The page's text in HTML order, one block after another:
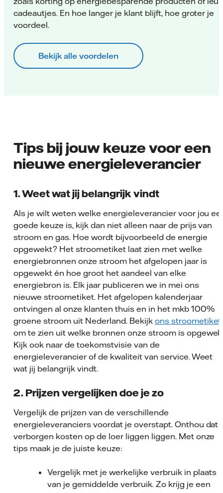
cadeautjes. En hoe langer je klant blijft, hoe groter je
voordeel.
Bekijk alle voordelen
Tips bij jouw keuze voor een
nieuwe energieleverancier
1. Weet wat jij belangrijk vindt
Als je wilt weten welke energieleverancier voor jou
goede keuze is, kijk dan niet alleen naar de prijs van
stroom en gas. Hoe wordt bijvoorbeeld de energie
opgewekt? Het stroometiket laat zien met welke
energiebronnen onze stroom het afgelopen jaar is
opgewekt én hoe groot het aandeel van elke
energiebron is. Elk jaar publiceren we in mei ons
nieuwe stroometiket. Het afgelopen kalenderjaar
ontvingen al onze klanten thuis en in het mkb 100%
groene stroom uit Nederland. Bekijk ons stroometiket
om te zien uit welke bronnen onze stroom is
Kijk ook naar de toekomstvisie van de
energieleverancier of de kwaliteit van service. Weet
wat jij belangrijk vindt.
2. Prijzen vergelijken doe je zo
Vergelijk de prijzen van de verschillende
energieleveranciers voordat je overstapt. Onthou dat
verborgen kosten op de loer liggen liggen. Met onze
tips maak je de juiste keuze:
Vergelijk met je werkelijke verbruik in plaats
van je gemiddelde verbruik. Zo krijg je een